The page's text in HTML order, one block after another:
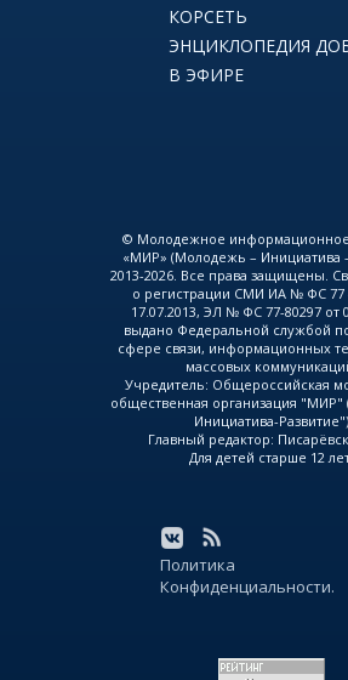
КОРСЕТЬ
ЭНЦИКЛОПЕДИЯ
В ЭФИРЕ
© Молодежное информационное
«МИР» (Молодежь – Инициатива
2013-2026. Все права защищены.
о регистрации СМИ ИА № ФС 77
17.07.2013, ЭЛ № ФС 77-80297 от
выдано Федеральной службой
сфере связи, информационных
массовых
Учредитель: Общероссийская
общественная организация
Инициатива-Развитие")
Главный редактор:
Для детей старше 12
Политика
Конфиденциальности.